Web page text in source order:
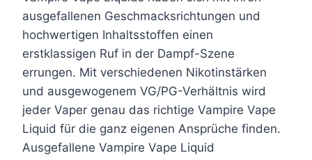
s
t
m
e
h
r
e
r
e
s
t
e
h
r
e
r
e
s
e
s
P
r
o
d
u
e
s
s
P
r
o
d
ausgefallenen Geschmacksrichtungen und
hochwertigen Inhaltsstoffen einen
erstklassigen Ruf in der Dampf-Szene
errungen. Mit verschiedenen Nikotinstärken
und ausgewogenem VG/PG-Verhältnis wird
jeder Vaper genau das richtige Vampire Vape
Liquid für die ganz eigenen Ansprüche finden.
Ausgefallene Vampire Vape Liquid